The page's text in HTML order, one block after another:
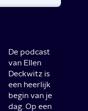
De podcast
van Ellen
Deckwitz is
een heerlijk
begin van je
dag. Op een